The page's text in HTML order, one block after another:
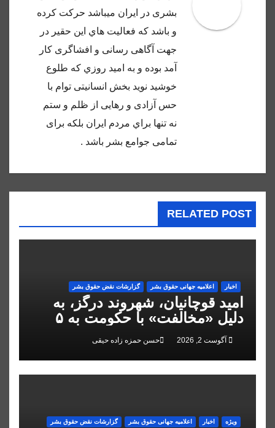
بشرى در ايران ميباشد حركت كرده
و باشد كه فعاليت هاي اين حقير در
جهت آگاهى رسانى و افشاگرى كار
آمد بوده و به اميد روزي كه طلوع
خوشيد نويد بخش انسانيتى توام با
حس آزادى و رهايى از ظلم و ستم
نه تنها براي مردم ايران بلكه براى
تمامى جوامع بشر باشد .
RELATED POST
اخبار اعلاميه جهانی حقوق بشر گزارشات نقض حقوق بشر
امید قوچانیان، شهروند درگز، به
دلیل «مخالفت» با حکومت به ۵
سال زندان محکوم شد
آگوست 2, 2026 حسن حمزه زاده حیقی
ویژه اخبار اعلاميه جهانی حقوق بشر گزارشات نقض حقوق بشر